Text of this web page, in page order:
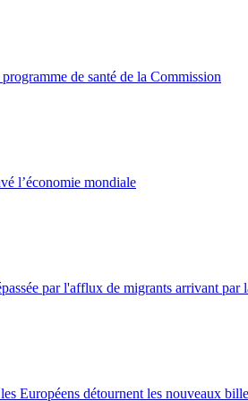
de santé de la Commission
l’économie mondiale
par l'afflux de migrants arrivant par
Européens détournent les nouveaux